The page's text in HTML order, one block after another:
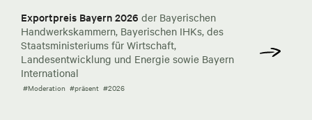
Exportpreis Bayern 2026 der Bayerischen
Handwerkskammern, Bayerischen IHKs, des
Staatsministeriums für Wirtschaft,
Landesentwicklung und Energie sowie Bayern
International
#Moderation #präsent #2026